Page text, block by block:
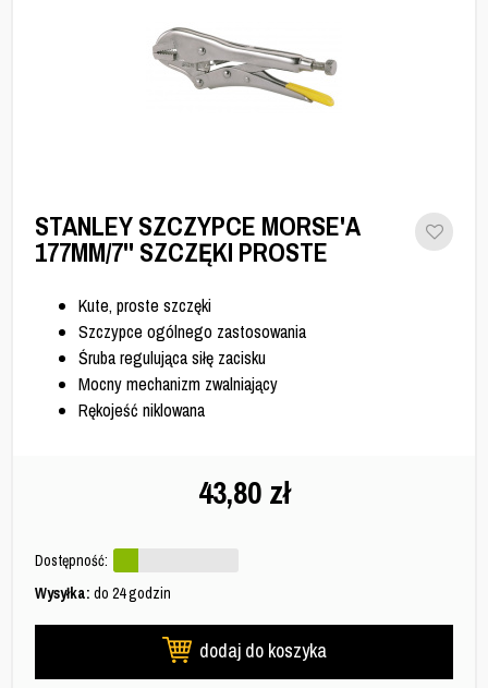
STANLEY SZCZYPCE MORSE'A
177MM/7'' SZCZĘKI PROSTE
Kute, proste szczęki
Szczypce ogólnego zastosowania
Śruba regulująca siłę zacisku
Mocny mechanizm zwalniający
Rękojeść niklowana
43,80 zł
Dostępność:
Wysyłka: do 24 godzin
dodaj do koszyka